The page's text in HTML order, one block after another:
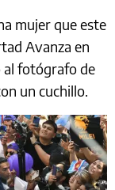
mujer que este
Avanza en
al fotógrafo de
un cuchillo.